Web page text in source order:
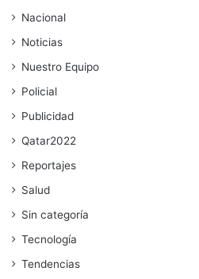
Nacional
Noticias
Nuestro Equipo
Policial
Publicidad
Qatar2022
Reportajes
Salud
Sin categoría
Tecnología
Tendencias